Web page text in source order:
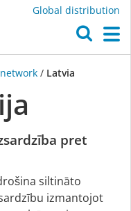
Global distribution
/ Latvia
pret
siltināto
izmantojot